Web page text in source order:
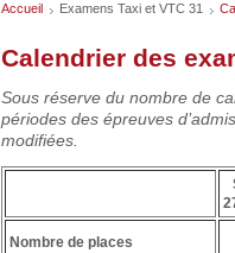
Accueil Examens Taxi et VTC 31
Calendrier des
Sous réserve du nombre de
périodes des épreuves
modifiées.
Nombre de places